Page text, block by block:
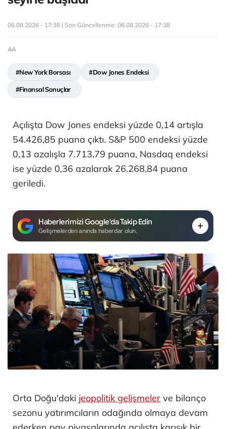
06.08.2026 - 17:38 | Son Güncellenme: 06.08.2026 - 17:38
AA
#New York Borsası #Dow Jones Endeksi
#Finansal Sonuçlar
Açılışta Dow Jones endeksi yüzde 0,14 artışla
54.426,85 puana çıktı. S&P 500 endeksi yüzde
0,13 azalışla 7.713,79 puana, Nasdaq endeksi
ise yüzde 0,36 azalarak 26.268,84 puana
geriledi.
Haberlerimizi Google'da Takip Edin
Gelişmelerden anında haberdar olun.
Orta Doğu'daki jeopolitik gelişmeler ve bilanço
sezonu yatırımcıların odağında olmaya devam